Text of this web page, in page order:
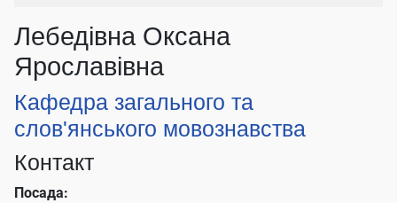
Лебедівна Оксана
Ярославівна
Кафедра загального та
слов'янського мовознавства
Контакт
Посада: